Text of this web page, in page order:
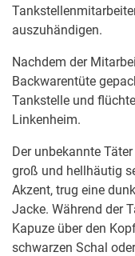
auszuhändigen.
Nachdem der
Backwarentüte
Tankstelle und
Linkenheim.
Der unbekannte
groß und hellhäutig
Akzent, trug eine
Jacke. Während der
Kapuze über den
schwarzen Schal